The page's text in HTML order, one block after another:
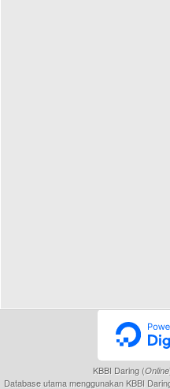
KBBI Daring (Online
Database utama menggunakan KBBI